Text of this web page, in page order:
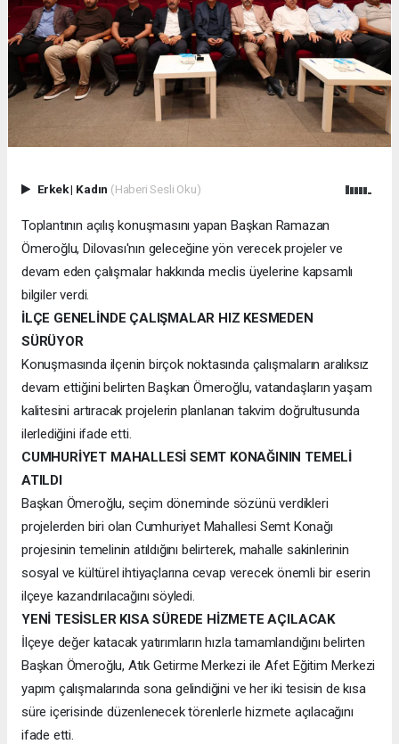
Erkek| Kadın (Haberi Sesli Oku)
Toplantının açılış konuşmasını yapan Başkan Ramazan
Ömeroğlu, Dilovası'nın geleceğine yön verecek projeler ve
devam eden çalışmalar hakkında meclis üyelerine kapsamlı
bilgiler verdi.
İLÇE GENELİNDE ÇALIŞMALAR HIZ KESMEDEN
SÜRÜYOR
Konuşmasında ilçenin birçok noktasında çalışmaların aralıksız
devam ettiğini belirten Başkan Ömeroğlu, vatandaşların yaşam
kalitesini artıracak projelerin planlanan takvim doğrultusunda
ilerlediğini ifade etti.
CUMHURİYET MAHALLESİ SEMT KONAĞININ TEMELİ
ATILDI
Başkan Ömeroğlu, seçim döneminde sözünü verdikleri
projelerden biri olan Cumhuriyet Mahallesi Semt Konağı
projesinin temelinin atıldığını belirterek, mahalle sakinlerinin
sosyal ve kültürel ihtiyaçlarına cevap verecek önemli bir eserin
ilçeye kazandırılacağını söyledi.
YENİ TESİSLER KISA SÜREDE HİZMETE AÇILACAK
İlçeye değer katacak yatırımların hızla tamamlandığını belirten
Başkan Ömeroğlu, Atık Getirme Merkezi ile Afet Eğitim Merkezi
yapım çalışmalarında sona gelindiğini ve her iki tesisin de kısa
süre içerisinde düzenlenecek törenlerle hizmete açılacağını
ifade etti.